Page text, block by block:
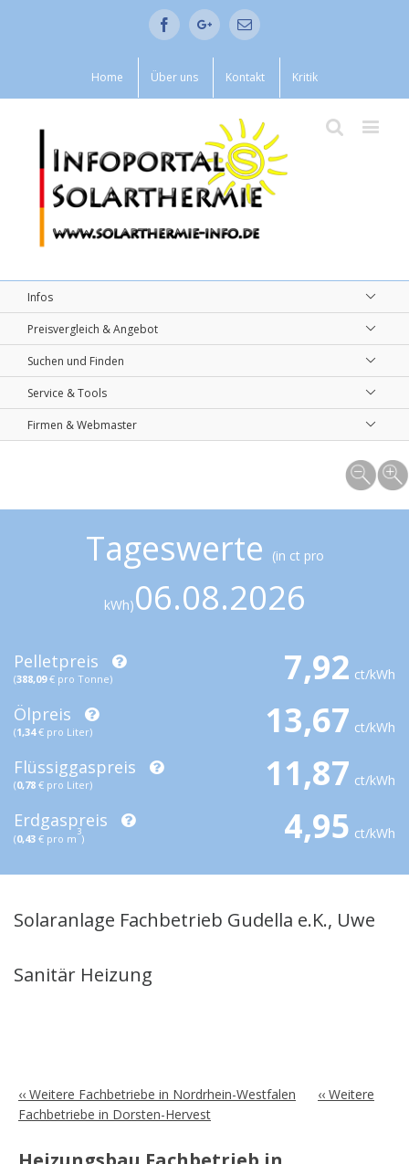
FacebookGoogle+Email
Home Über uns Kontakt Kritik
Infos
Preisvergleich & Angebot
Suchen und Finden
Service & Tools
Firmen & Webmaster
Tageswerte (in ct pro
kWh)06.08.2026
Pelletpreis
(388,09€ pro Tonne) 7,92 ct/kWh
Ölpreis
(1,34€ pro Liter) 13,67 ct/kWh
Flüssiggaspreis
(0,78 € pro Liter) 11,87 ct/kWh
Erdgaspreis
(0,43 € pro m
3
) 4,95 ct/kWh
Solaranlage Fachbetrieb Gudella e.K., Uwe
Sanitär Heizung
‹‹ Weitere Fachbetriebe in Nordrhein-Westfalen
‹‹ Weitere
Fachbetriebe in Dorsten-Hervest